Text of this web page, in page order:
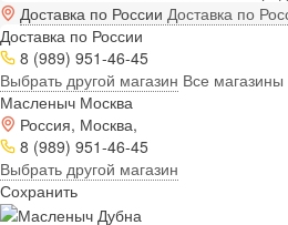
Доставка по России Доставка по
Доставка по России
8 (989) 951-46-45
Выбрать другой магазин Все магазины
Масленыч Москва
Россия, Москва,
8 (989) 951-46-45
Выбрать другой магазин
Сохранить